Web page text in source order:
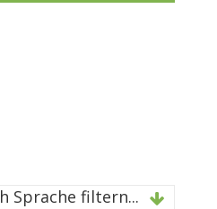
Sprache filtern...